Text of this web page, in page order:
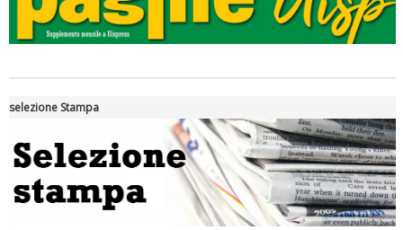
Tiziano Pesce a Radio InBlu2000 traccia il bilancio della stagione
selezione Stampa